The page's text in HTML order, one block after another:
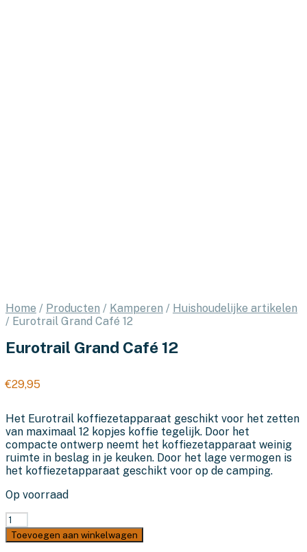
Home / Producten / Kamperen / Huishoudelijke artikelen
/ Eurotrail Grand Café 12
Eurotrail Grand Café 12
€29,95
Het Eurotrail koffiezetapparaat geschikt voor het zetten
van maximaal 12 kopjes koffie tegelijk. Door het
compacte ontwerp neemt het koffiezetapparaat weinig
ruimte in beslag in je keuken. Door het lage vermogen is
het koffiezetapparaat geschikt voor op de camping.
Op voorraad
Eurotrail
Grand
Café
Toevoegen aan winkelwagen